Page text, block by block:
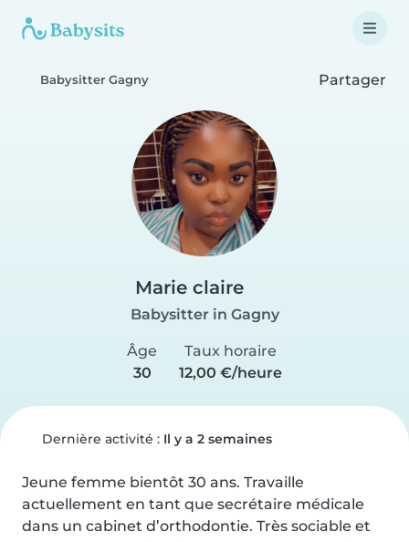
Babysitter Gagny Partager
Marie claire
Babysitter in Gagny
Âge
30
Taux horaire
12,00 €/heure
Dernière activité : Il y a 2 semaines
Jeune femme bientôt 30 ans. Travaille
actuellement en tant que secrétaire médicale
dans un cabinet d’orthodontie. Très sociable et